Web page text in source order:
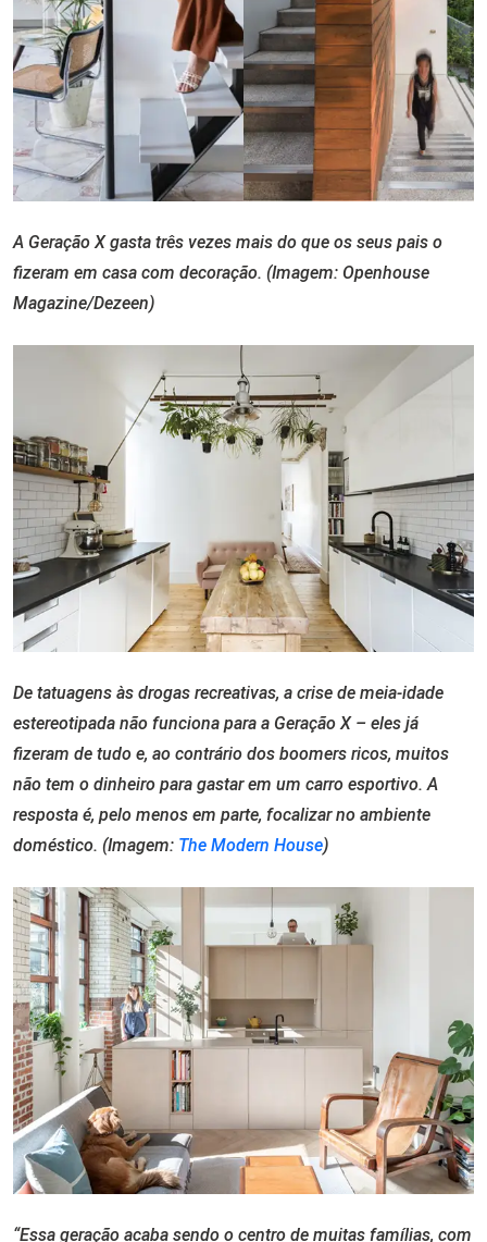
A Geração X gasta três vezes mais do que os seus pais o
fizeram em casa com decoração. (Imagem: Openhouse
Magazine/Dezeen)
De tatuagens às drogas recreativas, a crise de meia-idade
estereotipada não funciona para a Geração X – eles já
fizeram de tudo e, ao contrário dos boomers ricos, muitos
não tem o dinheiro para gastar em um carro esportivo. A
resposta é, pelo menos em parte, focalizar no ambiente
doméstico. (Imagem: The Modern House)
“Essa geração acaba sendo o centro de muitas famílias, com